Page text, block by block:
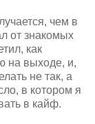
чем в
от знакомых
как
на выходе, и,
не так, а
в котором я
в кайф.